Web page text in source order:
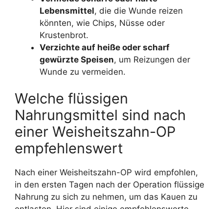
Lebensmittel, die die Wunde reizen
könnten, wie Chips, Nüsse oder
Krustenbrot.
Verzichte auf heiße oder scharf
gewürzte Speisen, um Reizungen der
Wunde zu vermeiden.
Welche flüssigen
Nahrungsmittel sind nach
einer Weisheitszahn-OP
empfehlenswert
Nach einer Weisheitszahn-OP wird empfohlen,
in den ersten Tagen nach der Operation flüssige
Nahrung zu sich zu nehmen, um das Kauen zu